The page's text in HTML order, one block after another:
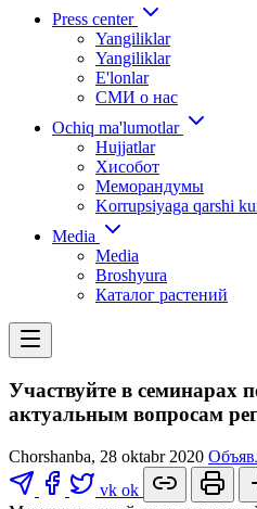
Press center
Yangiliklar
Yangiliklar
E'lonlar
СМИ о нас
Ochiq ma'lumotlar
Hujjatlar
Хисобот
Меморандумы
Korrupsiyaga qarshi
Media
Media
Broshyura
Каталог растений
Участвуйте в семинарах
актуальным вопросам
Chorshanba, 28 oktabr 2020
vk ok